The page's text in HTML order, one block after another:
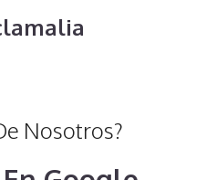
Nosotros?